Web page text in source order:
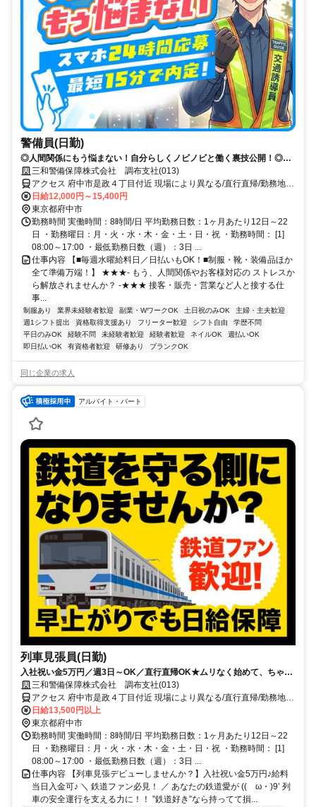
警備員(日勤)
◎人間関係にもう悩まない！自分らしくノビノビと働く裏技公開！◎ス
マホ応募から電話面接で最短15分で内定！
三和警備保障株式会社 調布支社(013)
アクセス 府中市是政４丁目付近 現場により異なる/直行直帰/勤務地相
談可 ■週3日～■電話面接■即日勤務
日給12,000円～15,400円
東京都府中市
勤務時間 実働時間：8時間/日 平均勤務日数：1ヶ月あたり12日～22
日 ・勤務曜日：月・火・水・木・金・土・日・祝 ・勤務時間： [1]
08:00～17:00 ・最低勤務日数（週）：3日 ...
仕事内容 【■毎週水曜給料日／日払いもOK！■制服・靴・装備品ほか
全て準備万端！】 ★★★- もう、人間関係やお客様対応の ストレスか
ら解放されませんか？ -★★★ 接客・販売・営業など人と接する仕
事...
制服あり 業界未経験者歓迎 副業・WワークOK 土日祝のみOK
主婦・主夫歓迎
週1シフト提出
資格取得支援あり フリーター歓迎 シフト自由
学歴不問
平日のみOK
経験不問 未経験者歓迎 経験者歓迎 ネイルOK
週払いOK
即日払いOK
有資格者歓迎 研修あり ブランクOK
同じ企業の求人
アルバイト・パート
列車見張員(日勤)
入社祝い金5万円／週3日～OK／直行直帰OK★ムリなく始めて、ちゃん
と稼げる警備。
三和警備保障株式会社 調布支社(013)
アクセス 府中市是政４丁目付近 現場により異なる/直行直帰/勤務地相
談可 ■週3日～■電話面接■即日勤務
日給13,500円以上
東京都府中市
勤務時間 実働時間：8時間/日 平均勤務日数：1ヶ月あたり12日～22
日 ・勤務曜日：月・火・水・木・金・土・日・祝 ・勤務時間： [1]
08:00～17:00 ・最低勤務日数（週）：3日 ...
仕事内容 【列車見張デビューしませんか？】入社祝い金5万円♪給料
当日入金可♪ ＼ 鉄道ファン必見！ ／ あなたの鉄道愛が ((ゝω・)9’ 列
車の安全運行を支える力に！！ ”鉄道好き”なら持ってて損...